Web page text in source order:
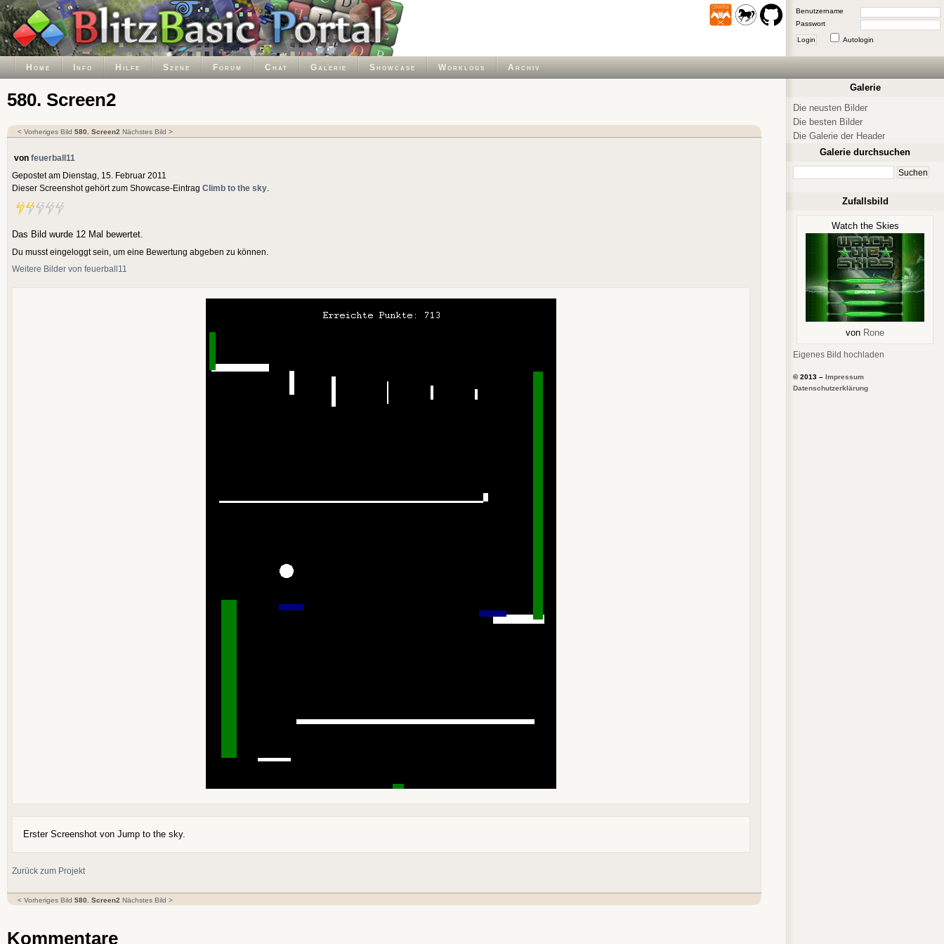
Benutzername
Passwort
Login Autologin
Home Info Hilfe Szene Forum Chat Galerie Showcase Worklogs Archiv
580. Screen2
< Vorheriges Bild 580. Screen2 Nächstes Bild >
von feuerball11
Gepostet am Dienstag, 15. Februar 2011
Dieser Screenshot gehört zum Showcase-Eintrag Climb to the sky
Das Bild wurde 12 Mal bewertet.
Du musst eingeloggt sein, um eine Bewertung abgeben zu können.
Weitere Bilder von feuerball11
Erster Screenshot von Jump to the sky.
Zurück zum Projekt
< Vorheriges Bild 580. Screen2 Nächstes Bild >
Kommentare
Galerie
Die neusten Bilder
Die besten Bilder
Die Galerie der Header
Galerie durchsuchen
Zufallsbild
Watch the Skies
von Rone
Eigenes Bild hochladen
© 2013 – Impressum
Datenschutzerklärung